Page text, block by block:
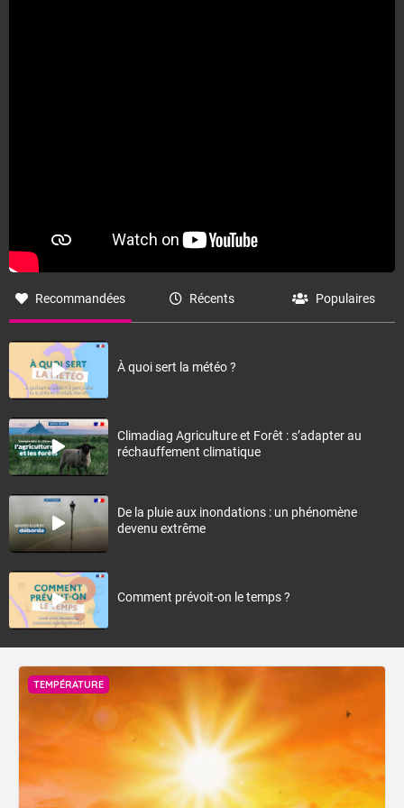
Recommandées Récents Populaires
À quoi sert la météo ?
Climadiag Agriculture et Forêt : s’adapter au
réchauffement climatique
De la pluie aux inondations : un phénomène
devenu extrême
Comment prévoit-on le temps ?
TEMPÉRATURE